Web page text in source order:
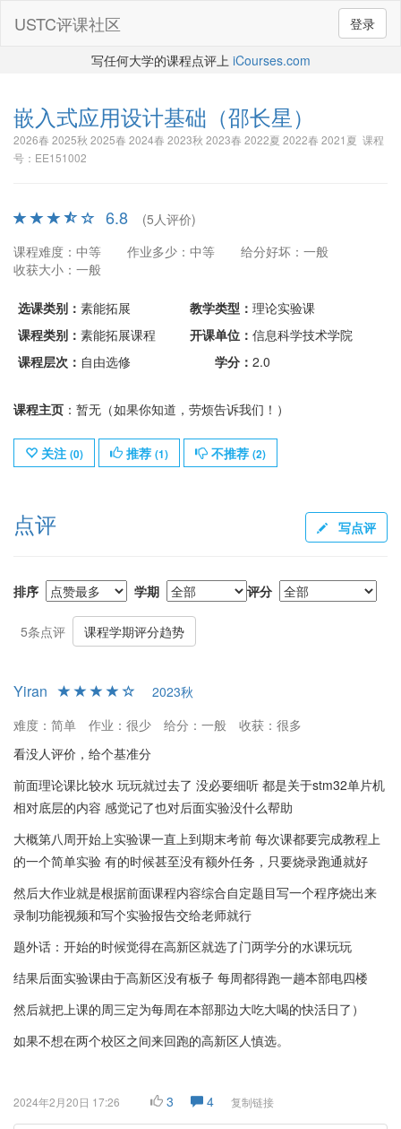
登录
USTC评课社区
写任何大学的课程点评上 iCourses.com
嵌入式应用设计基础 （邵长星）
2026春 2025秋 2025春 2024春 2023秋 2023春 2022夏 2022春 2021夏 课程
号：EE151002
6.8
(5人评价)
课程难度：中等
作业多少：中等
给分好坏：一般
收获大小：一般
选课类别： 素能拓展 教学类型： 理论实验课
课程类别： 素能拓展课程 开课单位： 信息科学技术学院
课程层次： 自由选修 学分： 2.0
课程主页 ：暂无（如果你知道，劳烦告诉我们！）
关注 (0) 推荐 (1) 不推荐 (2)
点评 写点评
排序 学期 评分
5条点评 课程学期评分趋势
Yiran
2023秋
难度：简单
作业：很少 给分：一般
收获：很多
看没人评价，给个基准分
前面理论课比较水 玩玩就过去了 没必要细听 都是关于stm32单片机
相对底层的内容 感觉记了也对后面实验没什么帮助
大概第八周开始上实验课一直上到期末考前 每次课都要完成教程上
的一个简单实验 有的时候甚至没有额外任务，只要烧录跑通就好
然后大作业就是根据前面课程内容综合自定题目写一个程序烧出来
录制功能视频和写个实验报告交给老师就行
题外话：开始的时候觉得在高新区就选了门两学分的水课玩玩
结果后面实验课由于高新区没有板子 每周都得跑一趟本部电四楼
然后就把上课的周三定为每周在本部那边大吃大喝的快活日了）
如果不想在两个校区之间来回跑的高新区人慎选。
2024年2月20日 17:26 3 4 复制链接